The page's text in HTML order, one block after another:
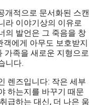
개적으로 문서화된 스캔
라 이야기상의 이유로
의 발언은 그 죽음을 창
에게 아무도 보호받지
가족을 새로운 지형으로
니다.
렌즈입니다: 작은 세부
하는지를 바꾸기 때문
급하는 대신, 더 나은 움